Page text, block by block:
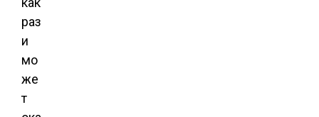
раз
и
мо
же
т